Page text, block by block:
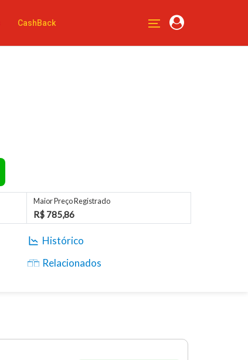
CashBack
Maior Preço Registrado
R$ 785,86
Histórico
Relacionados